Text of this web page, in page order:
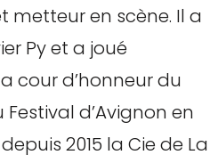
metteur en scène. Il a
Py et a joué
cour d’honneur du
d’Avignon en
2015 la Cie de La